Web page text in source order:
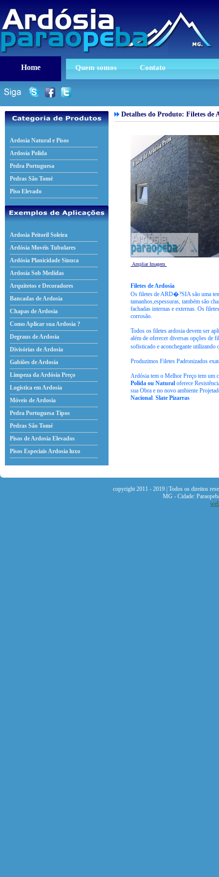
Home Quem somos Contato
Ardosia Natural e Pisos
Ardosia Polida
Pedra Portuguesa
Pedras São Tomé
Piso Elevado
Ardosia Peitoril Soleira
Ardósia Movéis Tubulares
Ardósia Planicidade Sinuca
Ardosia Sob Medidas
Arquitetos e Decoradores
Bancadas de Ardosia
Chapas de Ardosia
Como Aplicar sua Ardosia ?
Degraus de Ardosia
Divisórias de Ardosia
Gabiões de Ardosia
Limpeza da Ardósia Preço
Logística em Ardosia
Móveis de Ardosia
Pedra Portuguesa Tipos
Pedras São Tomé
Pisos de Ardosia Elevados
Pisos Especiais Ardosia luxo
Detalhes do Produto: Filetes de
Ampliar Imagem
Filetes de Ardosia
Os filetes de ARD�?SIA são uma
tamanhos,espessuras, também são
fachadas internas e externas. Os
corrosão.
Todos os filetes ardosia devem ser
além de oferecer diversas opções de
sofisticado e aconchegante
Produzimos Filetes Padronizados
Ardósia tem o Melhor Preço tem um
Polida ou Natural oferece
sua Obra e no novo ambiente
Nacional. Slate Pizarras
copyright 2011 - 2019 | Todos os direitos
MG - Cidade: